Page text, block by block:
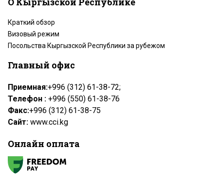
Краткий обзор
Визовый режим
Посольства Кыргызской Республики за рубежом
Главный офис
Приемная:+996 (312) 61-38-72;
Телефон : +996 (550) 61-38-76
Факс:+996 (312) 61-38-75
Сайт: www.cci.kg
Онлайн оплата